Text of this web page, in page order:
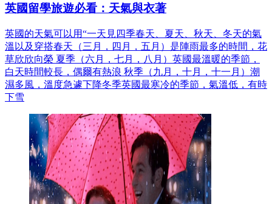
英國留學旅遊必看：天氣與衣著
英國的天氣可以用“一天見四季春天、夏天、秋天、冬天的氣
溫以及穿搭春天（三月，四月，五月）是陣雨最多的時間，花
草欣欣向榮 夏季（六月，七月，八月）英國最溫暖的季節，
白天時間較長，偶爾有熱浪 秋季（九月，十月，十一月）潮
濕多風，溫度急遽下降冬季英國最寒冷的季節，氣溫低，有時
下雪